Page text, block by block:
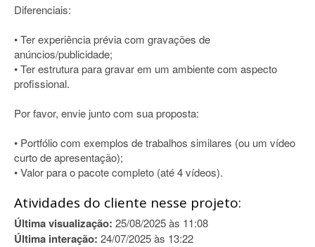
Diferenciais:
• Ter experiência prévia com gravações de
anúncios/publicidade;
• Ter estrutura para gravar em um ambiente com aspecto
profissional.
Por favor, envie junto com sua proposta:
• Portfólio com exemplos de trabalhos similares (ou um vídeo
curto de apresentação);
• Valor para o pacote completo (até 4 vídeos).
Atividades do cliente nesse projeto:
Última visualização: 25/08/2025 às 11:08
Última interação: 24/07/2025 às 13:22